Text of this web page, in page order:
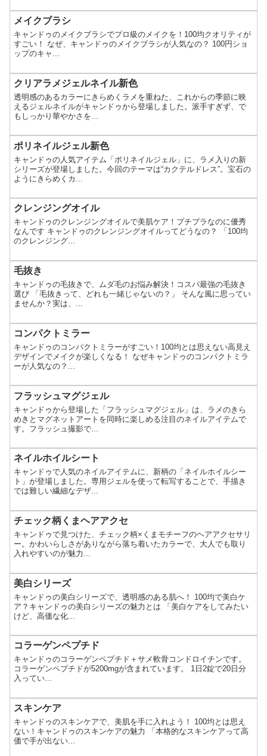
メイクブラシ
キャンドゥのメイクブラシでプロ級のメイクを！100均クオリティが
すごい！ なぜ、キャンドゥのメイクブラシが人気なの？ 100円ショ
ップのキャ...
クリアラメジェルネイル新色
透明感のあるカラーにきらめくラメを重ねた、これからの季節に映
えるジェルネイルがキャンドゥから登場しました。派手すぎず、で
もしっかり華やかさを...
ポリネイルジェル新色
キャンドゥの人気アイテム「ポリネイルジェル」に、ラメ入りの新
シリーズが登場しました。今回のテーマは“カクテルドレス”。宝石の
ようにきらめくカ...
クレンジングオイル
キャンドゥのクレンジングオイルで美肌ケア！プチプラなのに優秀
なんです キャンドゥのクレンジングオイルってどうなの？ 「100均
のクレンジング...
毛抜き
キャンドゥの毛抜きで、ムダ毛のお悩み解決！コスパ最強の毛抜き
選び 「毛抜きって、どれも一緒じゃないの？」 そんな風に思ってい
ませんか？実は、...
コンパクトミラー
キャンドゥのコンパクトミラーがすごい！100均とは思えない高見え
デザインでメイクが楽しくなる！ なぜキャンドゥのコンパクトミラ
ーが人気なの？...
フラッシュマグジェル
キャンドゥから登場した「フラッシュマグジェル」は、ラメのきら
めきとマグネットアートを同時に楽しめる注目のネイルアイテムで
す。フラッシュ撮影で...
ネイルホイルシート
キャンドゥで人気のネイルアイテムに、新柄の「ネイルホイルシー
ト」が登場しました。専用ジェルを使って転写することで、手描き
では難しい繊細なデザ...
チェック柄くまヘアアクセ
キャンドゥで見つけた、チェック柄×くまモチーフのヘアアクセサリ
ー。かわいらしさがありながら落ち着いたカラーで、大人でも取り
入れやすいのが魅力...
美白シリーズ
キャンドゥの美白シリーズで、透明感のある肌へ！ 100均で美白ケ
ア？キャンドゥの美白シリーズの魅力とは 「美白ケアをしてみたい
けど、高価な化...
コラーゲンペプチド
キャンドゥのコラーゲンペプチド＋サメ軟骨コンドロイチンです。
コラーゲンペプチドが5200mgが含まれています。 1日2錠で20日分
入ってい...
​​スキンケア
キャンドゥのスキンケアで、美肌を手に入れよう！ 100均とは思え
ない！キャンドゥのスキンケアの魅力 「本格的なスキンケアって高
価で手が出ない...